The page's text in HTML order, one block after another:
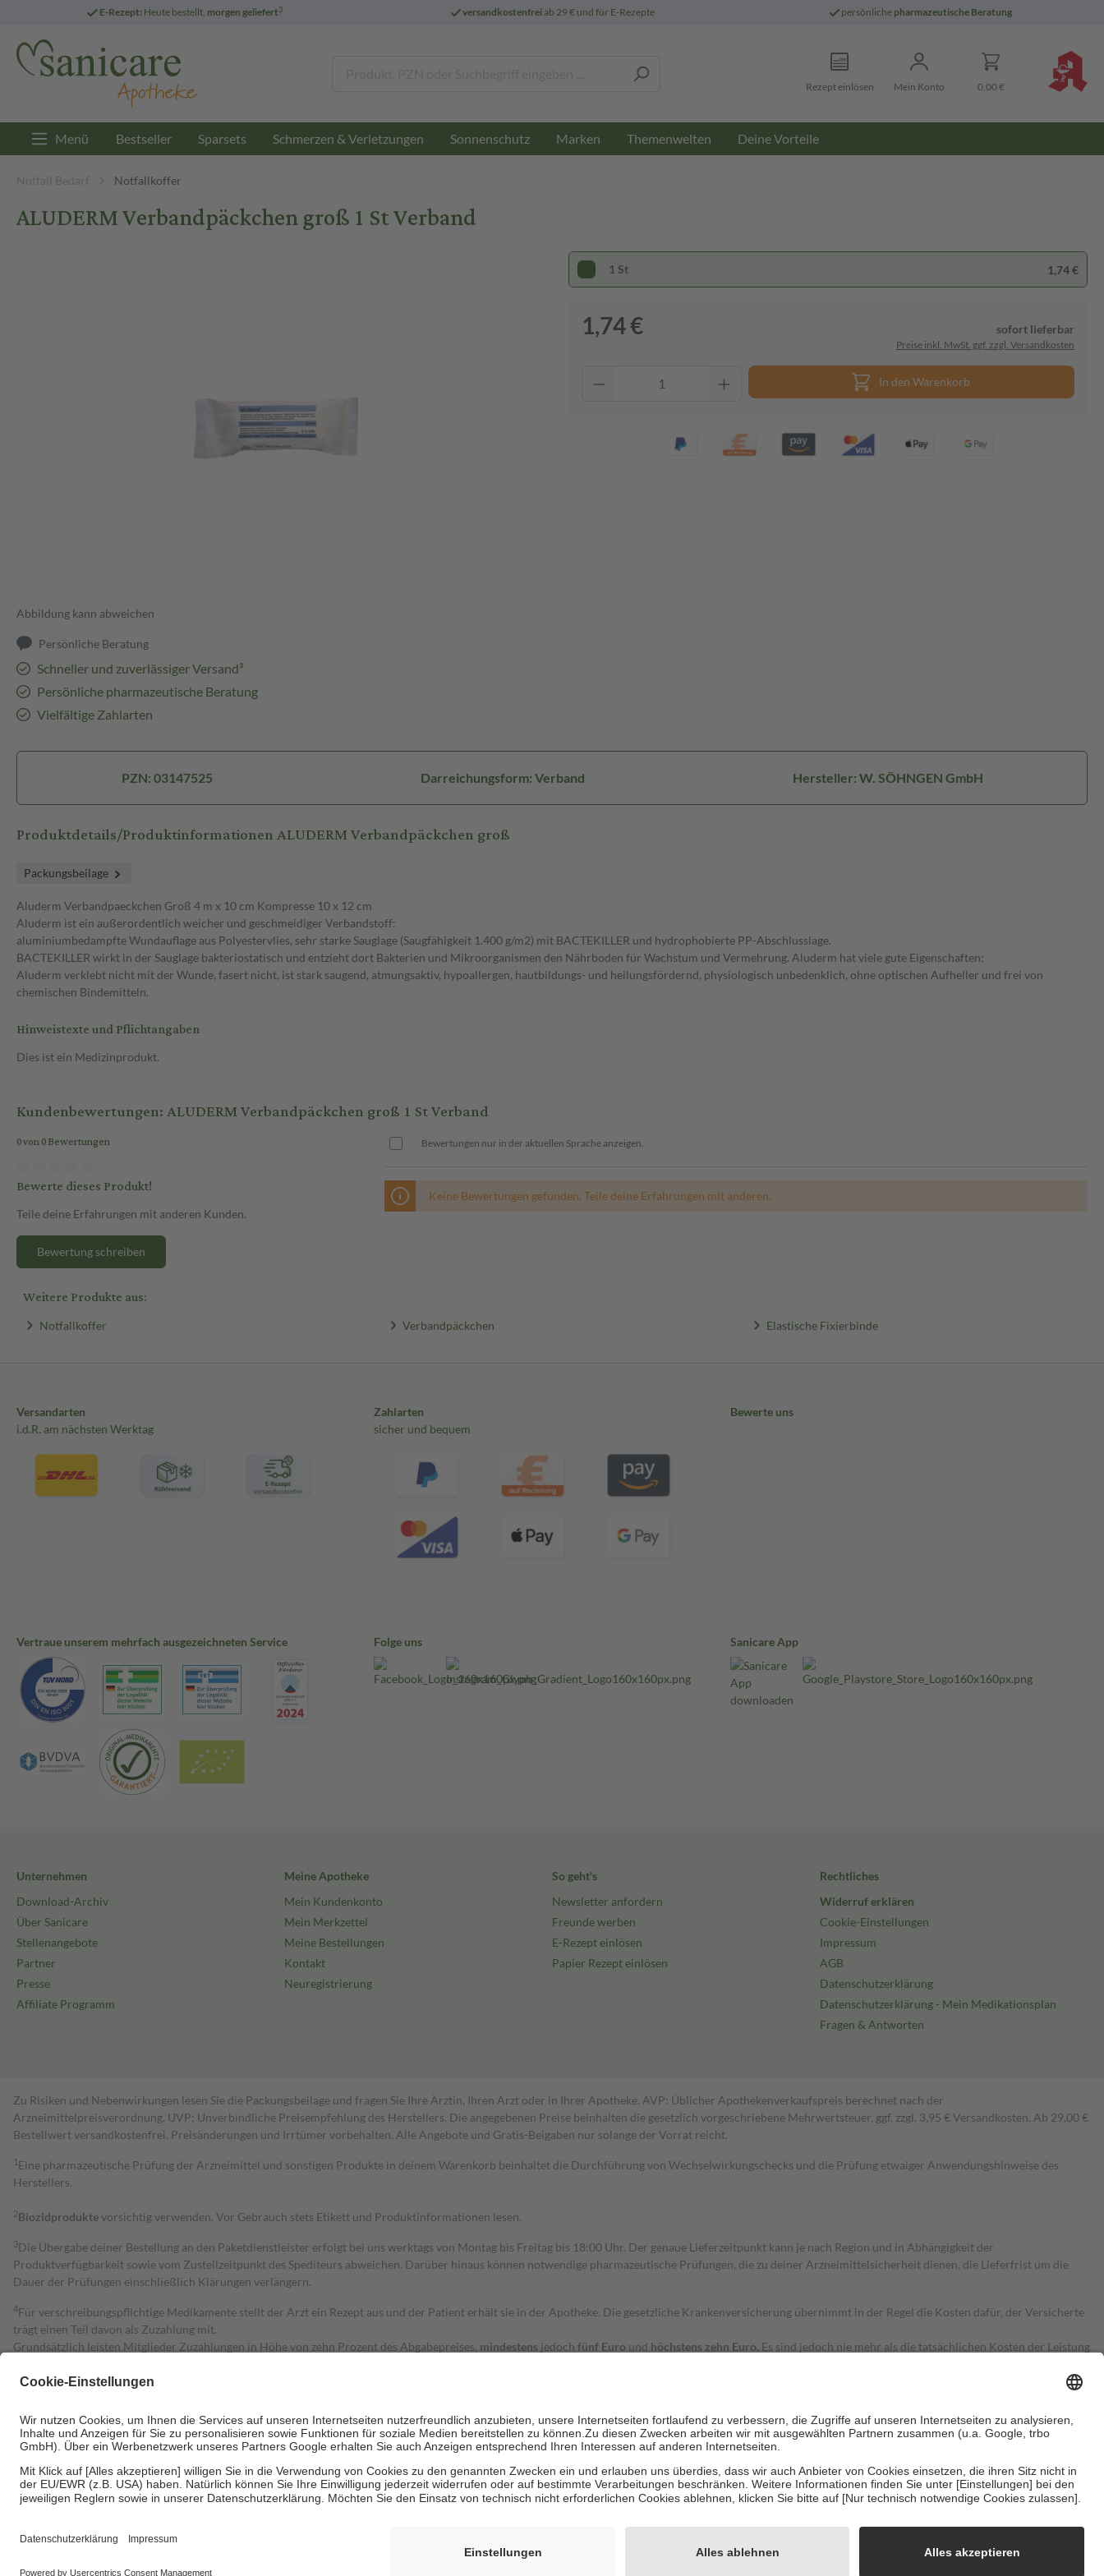
E-Rezept: Heute bestellt, morgen geliefert3 versandkostenfreiab 29 € und für E-Rezepte persönliche pharmazeutische Beratung
Rezept einlösen Mein Konto 0,00 €
Menü Bestseller Sparsets Schmerzen & Verletzungen Sonnenschutz Marken Themenwelten Deine Vorteile
Notfall Bedarf Notfallkoffer
ALUDERM Verbandpäckchen groß 1 St Verband
Abbildung kann abweichen
Persönliche Beratung
Schneller und zuverlässiger Versand³
Persönliche pharmazeutische Beratung
Vielfältige Zahlarten
1 St 1,74 €
1,74 € sofort lieferbar
Preise inkl. MwSt. ggf. zzgl. Versandkosten
In den Warenkorb
PZN: 03147525 Darreichungsform: Verband Hersteller: W. SÖHNGEN GmbH
Produktdetails/Produktinformationen ALUDERM Verbandpäckchen groß
Packungsbeilage
Aluderm Verbandpaeckchen Groß 4 m x 10 cm Kompresse 10 x 12 cm
Aluderm ist ein außerordentlich weicher und geschmeidiger Verbandstoff:
aluminiumbedampfte Wundauflage aus Polyestervlies, sehr starke Sauglage (Saugfähigkeit 1.400 g/m2) mit BACTEKILLER und hydrophobierte PP-Abschlusslage.
BACTEKILLER wirkt in der Sauglage bakteriostatisch und entzieht dort Bakterien und Mikroorganismen den Nährboden für Wachstum und Vermehrung. Aluderm hat viele gute Eigenschaften:
Aluderm verklebt nicht mit der Wunde, fasert nicht, ist stark saugend, atmungsaktiv, hypoallergen, hautbildungs- und heilungsfördernd, physiologisch unbedenklich, ohne optischen Aufheller und frei von
chemischen Bindemitteln.
Hinweistexte und Pflichtangaben
Dies ist ein Medizinprodukt.
Kundenbewertungen: ALUDERM Verbandpäckchen groß 1 St Verband
0 von 0 Bewertungen
Bewerte dieses Produkt!
Teile deine Erfahrungen mit anderen Kunden.
Bewertung schreiben
Bewertungen nur in der aktuellen Sprache anzeigen.
Keine Bewertungen gefunden. Teile deine Erfahrungen mit anderen.
Weitere Produkte aus:
Notfallkoffer Verbandpäckchen Elastische Fixierbinde
Versandarten
i.d.R. am nächsten Werktag
Zahlarten
sicher und bequem
Bewerte uns
Vertraue unserem mehrfach ausgezeichneten Service Folge uns Sanicare App
Unternehmen
Download-Archiv
Über Sanicare
Stellenangebote
Partner
Presse
Affiliate Programm
Meine Apotheke
Mein Kundenkonto
Mein Merkzettel
Meine Bestellungen
Kontakt
Neuregistrierung
So geht's
Newsletter anfordern
Freunde werben
E-Rezept einlösen
Papier Rezept einlösen
Rechtliches
Widerruf erklären
Cookie-Einstellungen
Impressum
AGB
Datenschutzerklärung
Datenschutzerklärung - Mein Medikationsplan
Fragen & Antworten
Zu Risiken und Nebenwirkungen lesen Sie die Packungsbeilage und fragen Sie Ihre Ärztin, Ihren Arzt oder in Ihrer Apotheke. AVP: Üblicher Apothekenverkaufspreis berechnet nach der
Arzneimittelpreisverordnung. UVP: Unverbindliche Preisempfehlung des Herstellers. Die angegebenen Preise beinhalten die gesetzlich vorgeschriebene Mehrwertsteuer, ggf. zzgl. 3,95 € Versandkosten. Ab 29,00 €
Bestell­wert versand­kosten­frei. Preisänderungen und Irrtümer vorbehalten. Alle Angebote und Gratis-Beigaben nur solange der Vorrat reicht.
1 Eine pharmazeutische Prüfung der Arzneimittel und sonstigen Produkte in deinem Warenkorb beinhaltet die Durchführung von Wechselwirkungschecks und die Prüfung etwaiger Anwendungshinweise des
Herstellers.
2Biozidproduktevorsichtig verwenden. Vor Gebrauch stets Etikett und Produktinformationen lesen.
3Die Übergabe deiner Bestellung an den Paketdienstleister erfolgt bei uns werktags von Montag bis Freitag bis 18:00 Uhr. Der genaue Lieferzeitpunkt kann je nach Region und in Abhängigkeit der
Produktverfügbarkeit sowie vom Zustellzeitpunkt des Spediteurs abweichen. Darüber hinaus können notwendige pharmazeutische Prüfungen, die zu deiner Arzneimittelsicherheit dienen, die Lieferfrist um die
Dauer der Prüfungen einschließlich Klärungen verlängern.
4Für verschreibungspflichtige Medikamente stellt der Arzt ein Rezept aus und der Patient erhält sie in der Apotheke. Die gesetzliche Krankenversicherung übernimmt in der Regel die Kosten dafür, der Versicherte
trägt einen Teil davon als Zuzahlung mit.
Grundsätzlich leisten Mitglieder Zuzahlungen in Höhe von zehn Prozent des Abgabepreises, mindestens jedoch fünf Euro und höchstens zehn Euro. Es sind jedoch nie mehr als die tatsächlichen Kosten der Leistung
Diese Regeln gelten grundsätzlich auch für Online-Apotheken.
Um das Engagement der Versicherten für ihre eigene Gesundheit zu stärken und die besondere Stellung der Familie zu unterstützen, fallenkeine Zuzahlungen an bei:
• Kindern und Jugendlichen bis zum vollendeten 18. Lebensjahr mit Ausnahme der Fahrkosten
• Untersuchungen zur Vorsorge und Früherkennung, die von der GKV getragen werden
• empfohlenen Schutzimpfungen
• Harn- und Blutteststreifen
Informationen findest du hier: https://help.etrusted.com/hc/de/articles/4419944605341